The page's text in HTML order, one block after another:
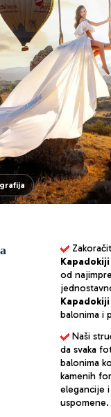
Kapadokiji
od
Kapadokiji
balonima i
Naši
da svaka
balonima
kamenih
elegancije
uspomene.